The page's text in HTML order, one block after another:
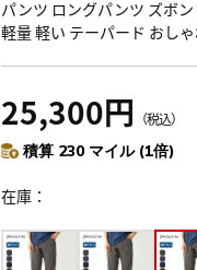
パンツ ロングパンツ ズボ
軽量 軽い テーパード おし
25,300円 （税込）
積算 230 マイル (1倍)
在庫